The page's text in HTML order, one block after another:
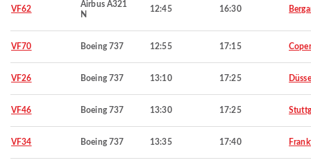
VF62
Airbus A321
N
12:45 16:30
VF70 Boeing 737 12:55 17:15
VF26 Boeing 737 13:10 17:25
VF46 Boeing 737 13:30 17:25
VF34 Boeing 737 13:35 17:40